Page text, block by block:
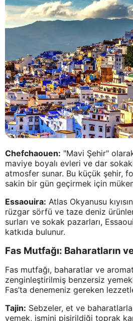
Chefchaouen: "Mavi Şehir"
maviye boyalı evleri ve dar
atmosfer sunar. Bu küçük şehir,
sakin bir gün geçirmek için
Essaouira: Atlas Okyanusu
rüzgar sörfü ve taze deniz
surları ve sokak pazarları,
katkıda bulunur.
Fas Mutfağı: Baharatların
Fas mutfağı, baharatlar ve
zenginleştirilmiş benzersiz
Fas’ta denemeniz gereken
Tajin: Sebzeler, et ve
yemek, ismini pişirildiği toprak